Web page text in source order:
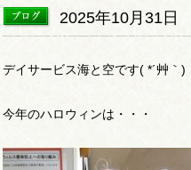
2025年10月31日
デイサービス海と空です( *´艸｀)
今年のハロウィンは・・・